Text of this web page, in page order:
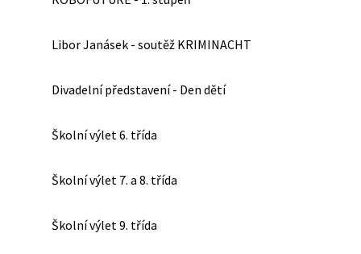
Libor Janásek - soutěž KRIMINACHT
Divadelní představení - Den dětí
Školní výlet 6. třída
Školní výlet 7. a 8. třída
Školní výlet 9. třída